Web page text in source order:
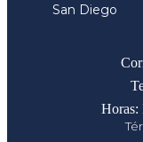
San Diego